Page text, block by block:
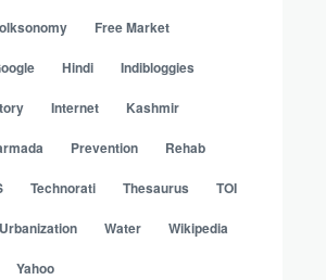
Free Market
Hindi Indibloggies
Internet Kashmir
Prevention Rehab
Technorati Thesaurus TOI
Urbanization Water Wikipedia
Yahoo